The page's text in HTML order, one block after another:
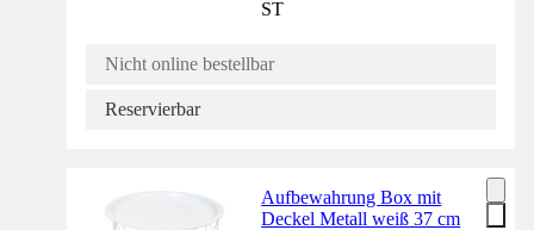
ST
Nicht online bestellbar
Reservierbar
Aufbewahrung Box mit
Deckel Metall weiß 37 cm